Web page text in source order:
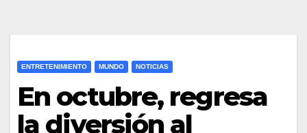
ENTRETENIMIENTO MUNDO NOTICIAS
En octubre, regresa
la diversión al